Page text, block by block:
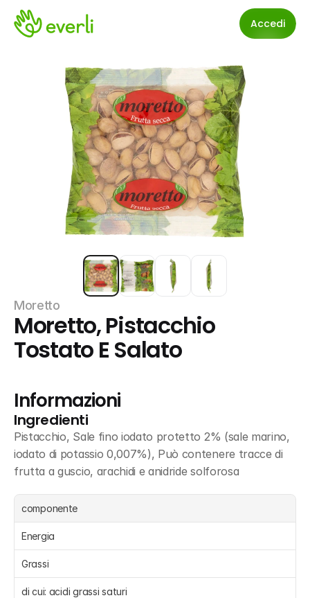
Accedi
Moretto
Moretto, Pistacchio
Tostato E Salato
Informazioni
Ingredienti
Pistacchio, Sale fino iodato protetto 2% (sale marino,
iodato di potassio 0,007%), Può contenere tracce di
frutta a guscio, arachidi e anidride solforosa
componente
Energia
Grassi
di cui: acidi grassi saturi